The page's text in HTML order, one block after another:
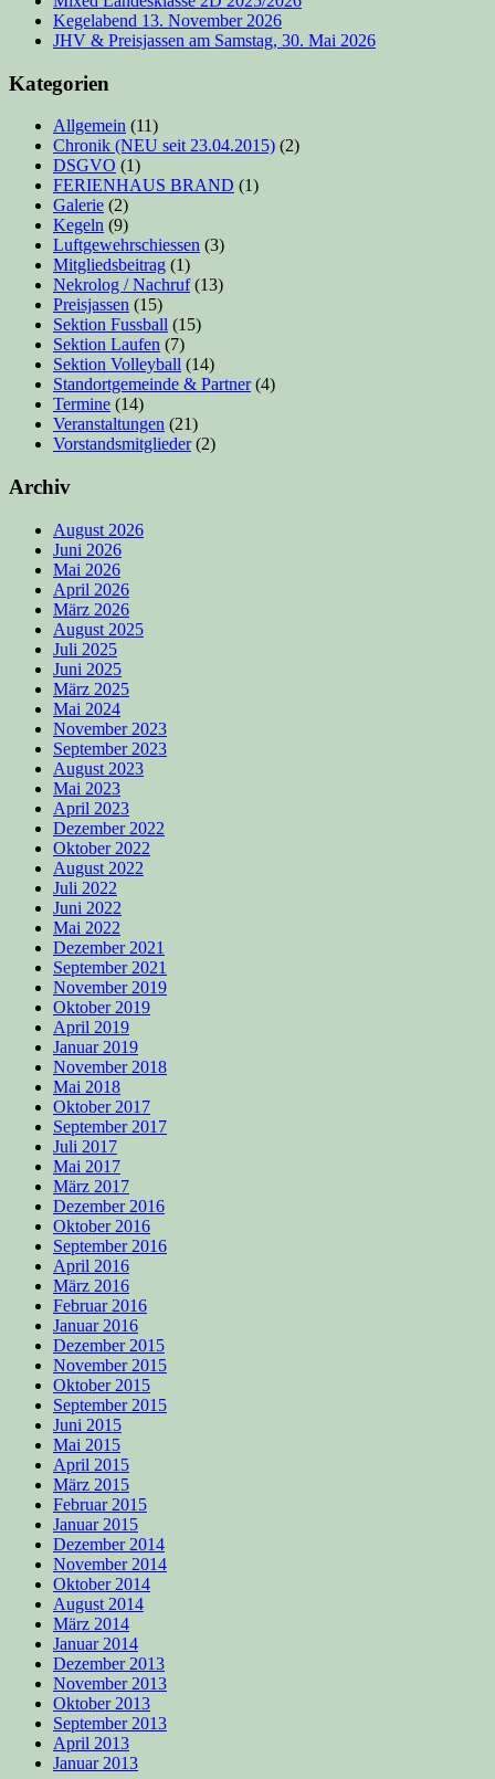
Kegelabend 13. November 2026
JHV & Preisjassen am Samstag, 30. Mai 2026
Kategorien
Allgemein (11)
Chronik (NEU seit 23.04.2015) (2)
DSGVO (1)
FERIENHAUS BRAND (1)
Galerie (2)
Kegeln (9)
Luftgewehrschiessen (3)
Mitgliedsbeitrag (1)
Nekrolog / Nachruf(13)
Preisjassen (15)
Sektion Fussball (15)
Sektion Laufen (7)
Sektion Volleyball (14)
Standortgemeinde & Partner(4)
Termine (14)
Veranstaltungen (21)
Vorstandsmitglieder(2)
Archiv
August 2026
Juni 2026
Mai 2026
April 2026
März 2026
August 2025
Juli 2025
Juni 2025
März 2025
Mai 2024
November 2023
September 2023
August 2023
Mai 2023
April 2023
Dezember 2022
Oktober 2022
August 2022
Juli 2022
Juni 2022
Mai 2022
Dezember 2021
September 2021
November 2019
Oktober 2019
April 2019
Januar 2019
November 2018
Mai 2018
Oktober 2017
September 2017
Juli 2017
Mai 2017
März 2017
Dezember 2016
Oktober 2016
September 2016
April 2016
März 2016
Februar 2016
Januar 2016
Dezember 2015
November 2015
Oktober 2015
September 2015
Juni 2015
Mai 2015
April 2015
März 2015
Februar 2015
Januar 2015
Dezember 2014
November 2014
Oktober 2014
August 2014
März 2014
Januar 2014
Dezember 2013
November 2013
Oktober 2013
September 2013
April 2013
Januar 2013